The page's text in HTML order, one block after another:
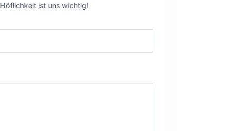
Höflichkeit ist uns wichtig!